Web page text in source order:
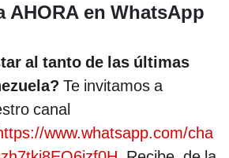
AHORA en WhatsApp
al tanto de las últimas
Te invitamos a
canal
www.whatsapp.com/cha